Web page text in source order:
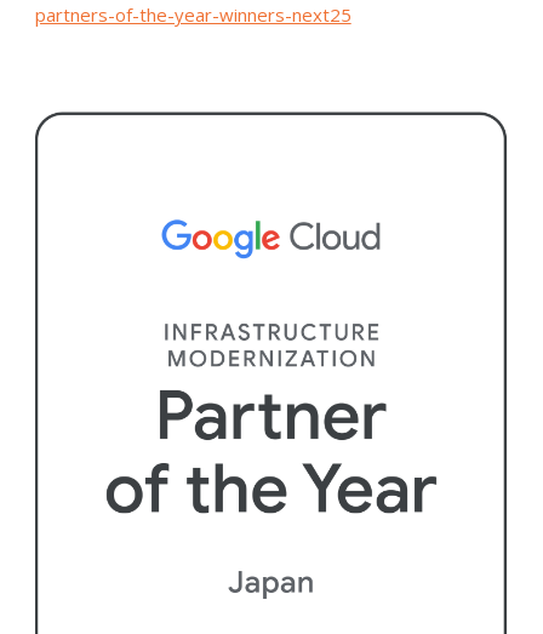
partners-of-the-year-winners-next25